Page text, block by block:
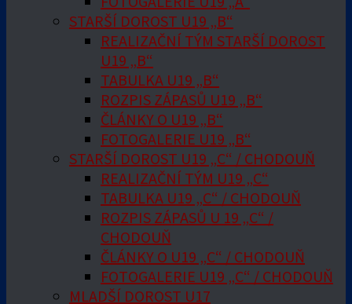
STARŠÍ DOROST U19 „B“
REALIZAČNÍ TÝM STARŠÍ DOROST
U19 „B“
TABULKA U19 „B“
ROZPIS ZÁPASŮ U19 „B“
ČLÁNKY O U19 „B“
FOTOGALERIE U19 „B“
STARŠÍ DOROST U19 „C“ / CHODOUŇ
REALIZAČNÍ TÝM U19 „C“
TABULKA U19 „C“ / CHODOUŇ
ROZPIS ZÁPASŮ U 19 „C“ /
CHODOUŇ
ČLÁNKY O U19 „C“ / CHODOUŇ
FOTOGALERIE U19 „C“ / CHODOUŇ
MLADŠÍ DOROST U17